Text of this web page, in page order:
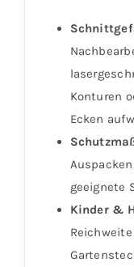
Konturen
Ecken
geeignete
Kinder &